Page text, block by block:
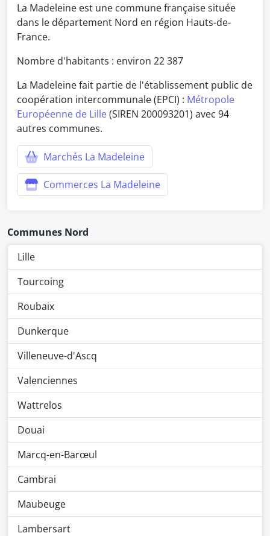
La Madeleine est une commune française située
dans le département Nord en région Hauts-de-
France.
Nombre d'habitants : environ 22 387
La Madeleine fait partie de l'établissement public de
coopération intercommunale (EPCI) : Métropole
Européenne de Lille(SIREN 200093201) avec 94
autres communes.
Marchés La Madeleine
Commerces La Madeleine
Communes Nord
Lille
Tourcoing
Roubaix
Dunkerque
Villeneuve-d'Ascq
Valenciennes
Wattrelos
Douai
Marcq-en-Barœul
Cambrai
Maubeuge
Lambersart